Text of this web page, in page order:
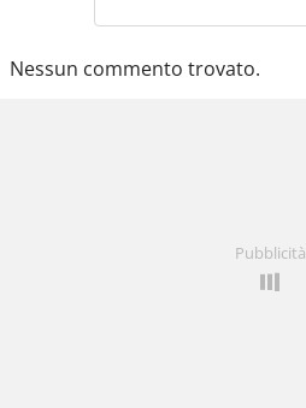
Nessun commento trovato.
Pubblicità